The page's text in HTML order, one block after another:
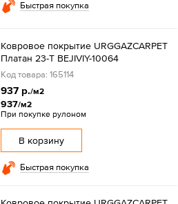
Быстрая покупка
Ковровое покрытие URGGAZCARPET
Платан 23-T BEJIVIY-10064
Код товара: 165114
937 р./м2
937/м2
При покупке рулоном
В корзину
Быстрая покупка